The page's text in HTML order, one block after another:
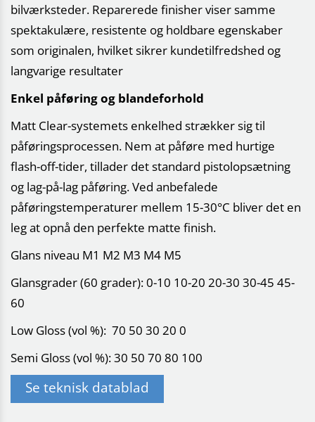
bilværksteder. Reparerede finisher viser samme
spektakulære, resistente og holdbare egenskaber
som originalen, hvilket sikrer kundetilfredshed og
langvarige resultater
Enkel påføring og blandeforhold
Matt Clear-systemets enkelhed strækker sig til
påføringsprocessen. Nem at påføre med hurtige
flash-off-tider, tillader det standard pistolopsætning
og lag-på-lag påføring. Ved anbefalede
påføringstemperaturer mellem 15-30°C bliver det en
leg at opnå den perfekte matte finish.
Glans niveau M1 M2 M3 M4 M5
Glansgrader (60 grader): 0-10 10-20 20-30 30-45 45-
60
Low Gloss (vol %): 70 50 30 20 0
Semi Gloss (vol %): 30 50 70 80 100
Se teknisk datablad